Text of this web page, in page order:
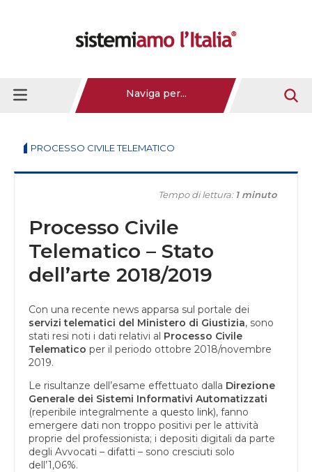
Naviga per...
PROCESSO CIVILE TELEMATICO
Tempo di lettura: 1 minuto
Processo Civile
Telematico – Stato
dell’arte 2018/2019
Con una recente news apparsa sul portale dei
servizi telematici del Ministero di Giustizia, sono
stati resi noti i dati relativi al Processo Civile
Telematico per il periodo ottobre 2018/novembre
2019.
Le risultanze dell’esame effettuato dalla Direzione
Generale dei Sistemi Informativi Automatizzati
(reperibile integralmente a questo link), fanno
emergere dati non troppo positivi per le attività
proprie del professionista; i depositi digitali da parte
degli Avvocati – difatti – sono cresciuti solo
dell’1,06%.